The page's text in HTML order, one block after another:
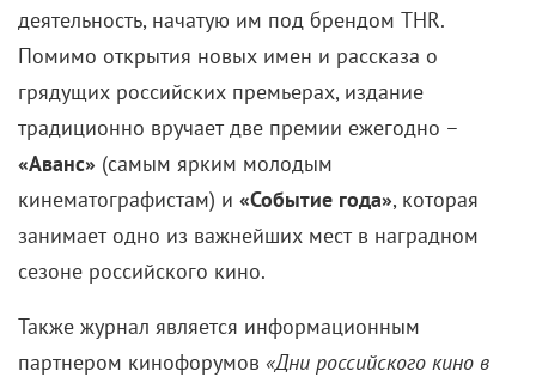
деятельность, начатую им под брендом THR.
Помимо открытия новых имен и рассказа о
грядущих российских премьерах, издание
традиционно вручает две премии ежегодно –
«Аванс» (самым ярким молодым
кинематографистам) и «Событие года», которая
занимает одно из важнейших мест в наградном
сезоне российского кино.
Также журнал является информационным
партнером кинофорумов «Дни российского кино в